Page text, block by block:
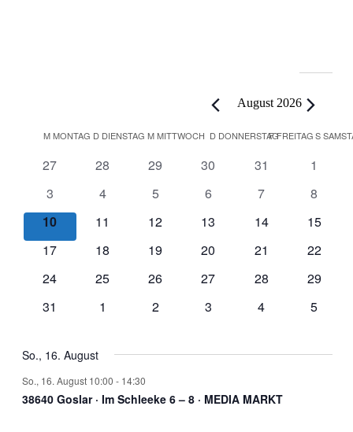
August 2026
Kalender
von
MMONTAG D DIENSTAG MMITTWOCH D DONNERSTAG
FFREITAGS
0
27
0
28
0
29
0
30
0
31
0
1
0
Veranstaltungen
3
0
4
0
5
0
6
0
7
0
8
0
Veranstaltungen
10
0
11
0
12
0
13
0
14
0
15
0
17
0
18
0
19
0
20
0
21
0
22
0
24
0
25
0
26
0
27
0
28
0
29
0
31
0
1
0
2
0
3
0
4
0
5
So., 16. August
So., 16. August 10:00 - 14:30
38640 Goslar · Im Schleeke 6 – 8 · MEDIA MARKT